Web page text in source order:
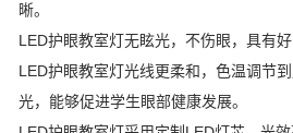
晰。
LED护眼教室灯无眩光，不伤眼，具有
LED护眼教室灯光线更柔和，色温调节
光，能够促进学生眼部健康发展。